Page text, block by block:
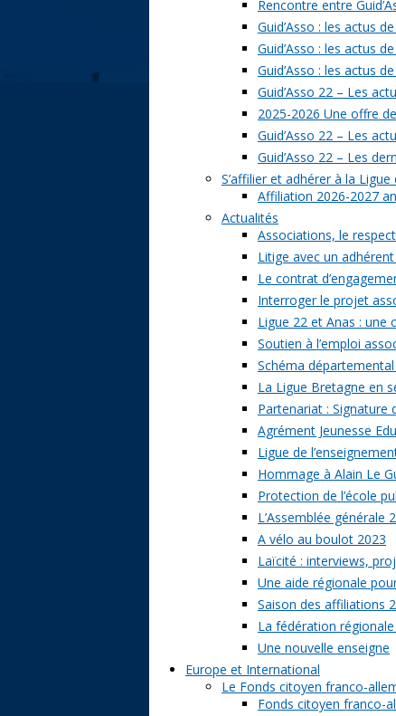
Rencontre entre
Guid’Asso : les actus
Guid’Asso : les actus
Guid’Asso : les actus
Guid’Asso 22 – Les
2025-2026 Une offre
Guid’Asso 22 – Les
Guid’Asso 22 – Les
S’affilier et adhérer à la Ligue
Affiliation 2026-2027
Actualités
Associations, le
Litige avec un
Le contrat
Interroger le projet
Ligue 22 et Anas : une
Soutien à l’emploi
Schéma départemental
La Ligue Bretagne en
Partenariat : Signature
Agrément Jeunesse
Ligue de
Hommage à Alain Le
Protection de l’école
L’Assemblée générale
A vélo au boulot 2023
Laïcité : interviews,
Une aide régionale
Saison des affiliations
La fédération
Une nouvelle enseigne
Europe et International
Le Fonds citoyen franco-
Fonds citoyen franco-